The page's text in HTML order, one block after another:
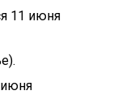
11 июня
июня